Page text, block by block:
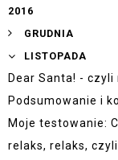
2016
► GRUDNIA
▼ LISTOPADA
Dear Santa! - czyli
Podsumowanie i
Moje testowanie:
relaks, relaks,